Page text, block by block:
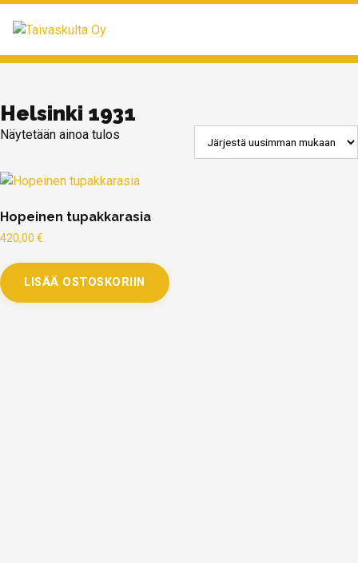
Helsinki 1931
Näytetään ainoa tulos
Hopeinen tupakkarasia
420,00 €
LISÄÄ OSTOSKORIIN